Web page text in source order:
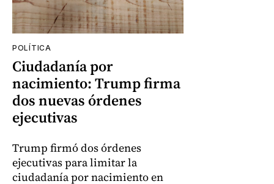
POLÍTICA
Ciudadanía por
nacimiento: Trump firma
dos nuevas órdenes
ejecutivas
Trump firmó dos órdenes
ejecutivas para limitar la
ciudadanía por nacimiento en